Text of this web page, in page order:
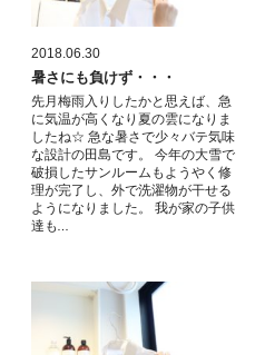
2018.06.30
暑さにも負けず・・・
先月梅雨入りしたかと思えば、急
に気温が高くなり夏の雲になりま
したね☆ 急な暑さで少々バテ気味
な設計の田島です。 今年の大雪で
破損したサンルームもようやく修
理が完了し、外で洗濯物が干せる
ようになりました。 我が家の子供
達も…